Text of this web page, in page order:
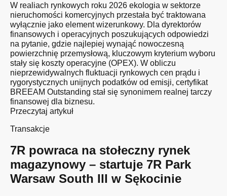
W realiach rynkowych roku 2026 ekologia w sektorze
nieruchomości komercyjnych przestała być traktowana
wyłącznie jako element wizerunkowy. Dla dyrektorów
finansowych i operacyjnych poszukujących odpowiedzi
na pytanie, gdzie najlepiej wynająć nowoczesną
powierzchnię przemysłową, kluczowym kryterium wyboru
stały się koszty operacyjne (OPEX). W obliczu
nieprzewidywalnych fluktuacji rynkowych cen prądu i
rygorystycznych unijnych podatków od emisji, certyfikat
BREEAM Outstanding stał się synonimem realnej tarczy
finansowej dla biznesu.
Przeczytaj artykuł
Transakcje
7R powraca na stołeczny rynek
magazynowy – startuje 7R Park
Warsaw South III w Sękocinie